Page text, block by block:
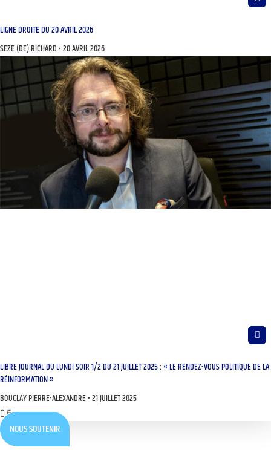
LIGNE DROITE DU 20 AVRIL 2026
SEZE (DE) RICHARD 20 AVRIL 2026
LIBRE JOURNAL DU LUNDI SOIR 1/2 DU 21 JUILLET 2025 : « LE RENDEZ-VOUS POLITIQUE DE LA
RÉINFORMATION »
BOUCLAY PIERRE-ALEXANDRE 21 JUILLET 2025
NOUS SOUTENIR